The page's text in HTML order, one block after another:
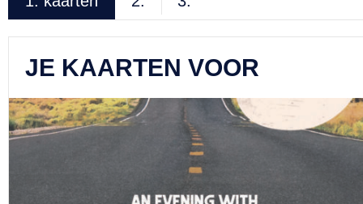
JE KAARTEN VOOR